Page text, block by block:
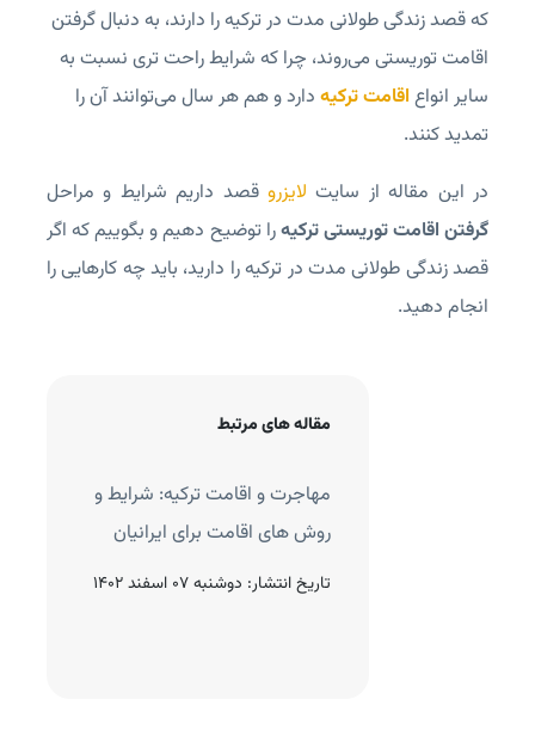
مقاله های مرتبط
مهاجرت و اقامت ترکیه: شرایط و
روش های اقامت برای ایرانیان
تاریخ انتشار: دوشنبه 07 اسفند 1402
که قصد زندگی طولانی مدت در ترکیه را دارند، به دنبال گرفتن
اقامت توریستی می‌روند، چرا که شرایط راحت تری نسبت به
سایر انواع اقامت ترکیه دارد و هم هر سال می‌توانند آن را
تمدید کنند.
در این مقاله از سایت لایزرو قصد داریم شرایط و مراحل
گرفتن اقامت توریستی ترکیهرا توضیح دهیم و بگوییم که اگر
قصد زندگی طولانی مدت در ترکیه را دارید، باید چه کارهایی را
انجام دهید.